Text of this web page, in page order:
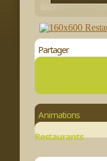
Partager
Animations
Restaurants